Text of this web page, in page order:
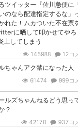
ツイッター『佐川急便に
のなら配達指定するな」
れた！ムカついた不在票
に晒して叩かせてやろ
上してしまう
145988 12コ
ちゃんアク禁になった人
61474 999コ
ルズちゃんねるどう思っ
？
42170 937コ